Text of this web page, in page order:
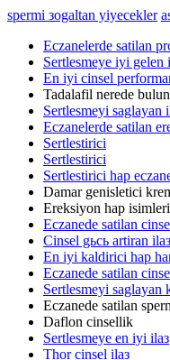
spermi зogaltan yiyecekler
Eczanelerde satilan
Sertlesmeye iyi gelen
En iyi cinsel
Tadalafil nerede
Sertlesmeyi saglayan
Eczanelerde satilan
Sertlestirici
Sertlestirici
Sertlestirici hap
Damar genisletici
Ereksiyon hap isimleri
Eczanede satilan
Cinsel gьcь artiran
En iyi kaldirici hap
Eczanede satilan
Sertlesmeyi saglayan
Eczanede satilan
Daflon cinsellik
Sertlesmeye en iyi ilaз
Thor cinsel ilaз